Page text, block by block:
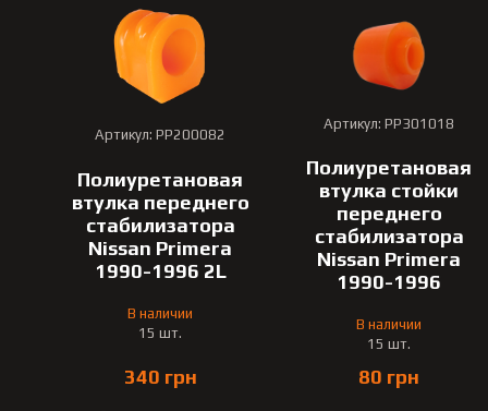
Артикул: PP200082
Полиуретановая
втулка переднего
стабилизатора
Nissan Primera
1990-1996 2L
В наличии
15 шт.
340 грн
Артикул: PP301018
Полиуретановая
втулка стойки
переднего
стабилизатора
Nissan Primera
1990-1996
В наличии
15 шт.
80 грн